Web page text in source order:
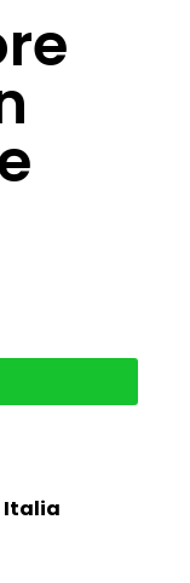
Italia